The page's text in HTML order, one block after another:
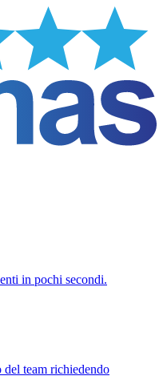
in pochi secondi.
team richiedendo